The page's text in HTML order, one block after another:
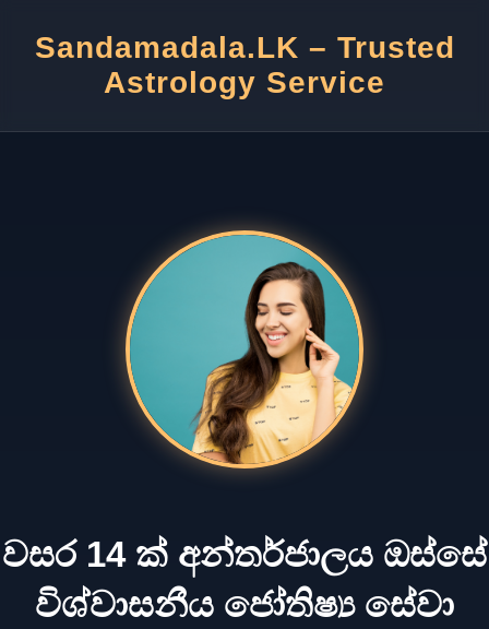
Sandamadala.LK – Trusted
Astrology Service
වසර 14 ක් අන්තර්ජාලය ඔස්සේ
විශ්වාසනීය ජෝතිෂ්‍ය සේවා